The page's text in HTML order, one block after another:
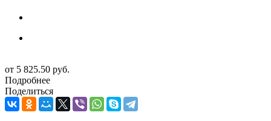
от 5 825.50 руб.
Подробнее
Поделиться